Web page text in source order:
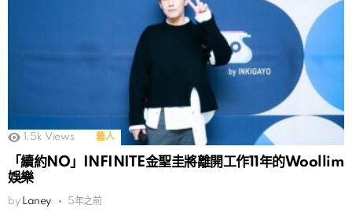
1.5k Views 藝人
「續約NO」INFINITE金聖圭將離開工作11年的Woollim
娛樂
by Laney 5年之前